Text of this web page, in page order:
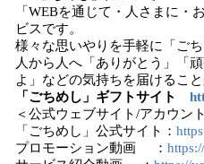
「WEBを通じて・人さまに・
ビスです。
様々な思いやりを手軽に「ご
人から人へ「ありがとう」「
よ」などの気持ちを届けること
「ごちめし」ギフトサイト
＜公式ウェブサイト/アカウン
「ごちめし」公式サイト：
プロモーション動画 ：